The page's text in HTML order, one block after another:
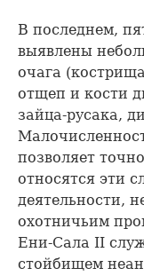
В последнем,
выявлены
очага
отщеп и кости
зайца-русака,
позволяет
относятся эти
деятельности,
охотничьим
Ени-Сала II
стойбищем